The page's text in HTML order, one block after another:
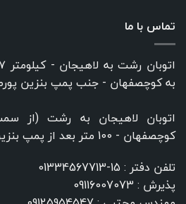
تماس با ما
به کوچصفهان - جنب پمپ بنزین
اتوبان لاهیجان به رشت (از
کوچصفهان - 100 متر بعد از پمپ بنزین پورصادق ۲
تلفن دفتر : 15-01334567713
پذیرش : 09116007073